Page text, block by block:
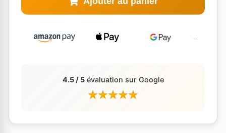
4.5 / 5évaluation sur Google